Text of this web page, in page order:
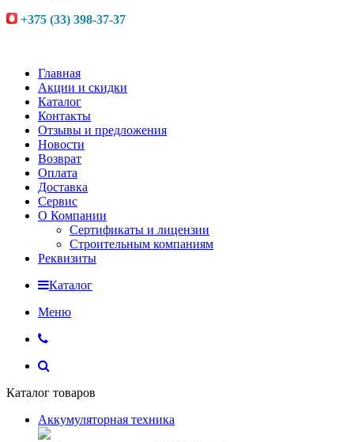
+375 (33) 398-37-37
Главная
Акции и скидки
Каталог
Контакты
Отзывы и предложения
Новости
Возврат
Оплата
Доставка
Сервис
О Компании
Сертификаты и лицензии
Строительным компаниям
Реквизиты
Каталог
Меню
Каталог товаров
Аккумуляторная техника